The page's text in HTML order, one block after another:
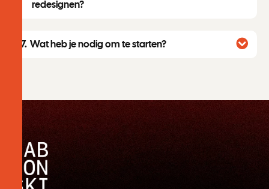
redesignen?
Wat heb je nodig om te starten?